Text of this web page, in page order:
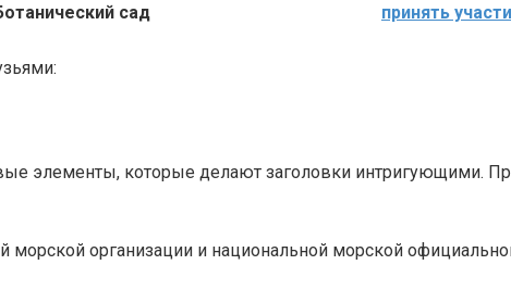
сад
принять
элементы, которые делают заголовки интригующими.
организации и национальной морской